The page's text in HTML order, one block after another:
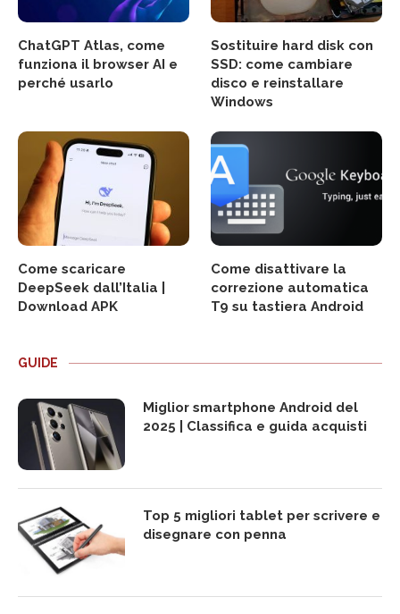
ChatGPT Atlas, come
funziona il browser AI e
perché usarlo
Sostituire hard disk con
SSD: come cambiare
disco e reinstallare
Windows
Come scaricare
DeepSeek dall’Italia |
Download APK
Come disattivare la
correzione automatica
T9 su tastiera Android
GUIDE
Miglior smartphone Android del
2025 | Classifica e guida acquisti
Top 5 migliori tablet per scrivere e
disegnare con penna